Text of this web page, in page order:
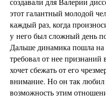
этот галантный молодой
каждый раз, когда
у него был сложный день
Дальше динамика пошла на
требовал от нее
хочет сбежать от его
внимание. Но он так любил
возможность этим